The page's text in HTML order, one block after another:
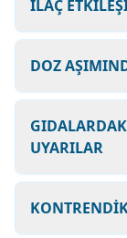
İLAÇ
DOZ
UYARILAR